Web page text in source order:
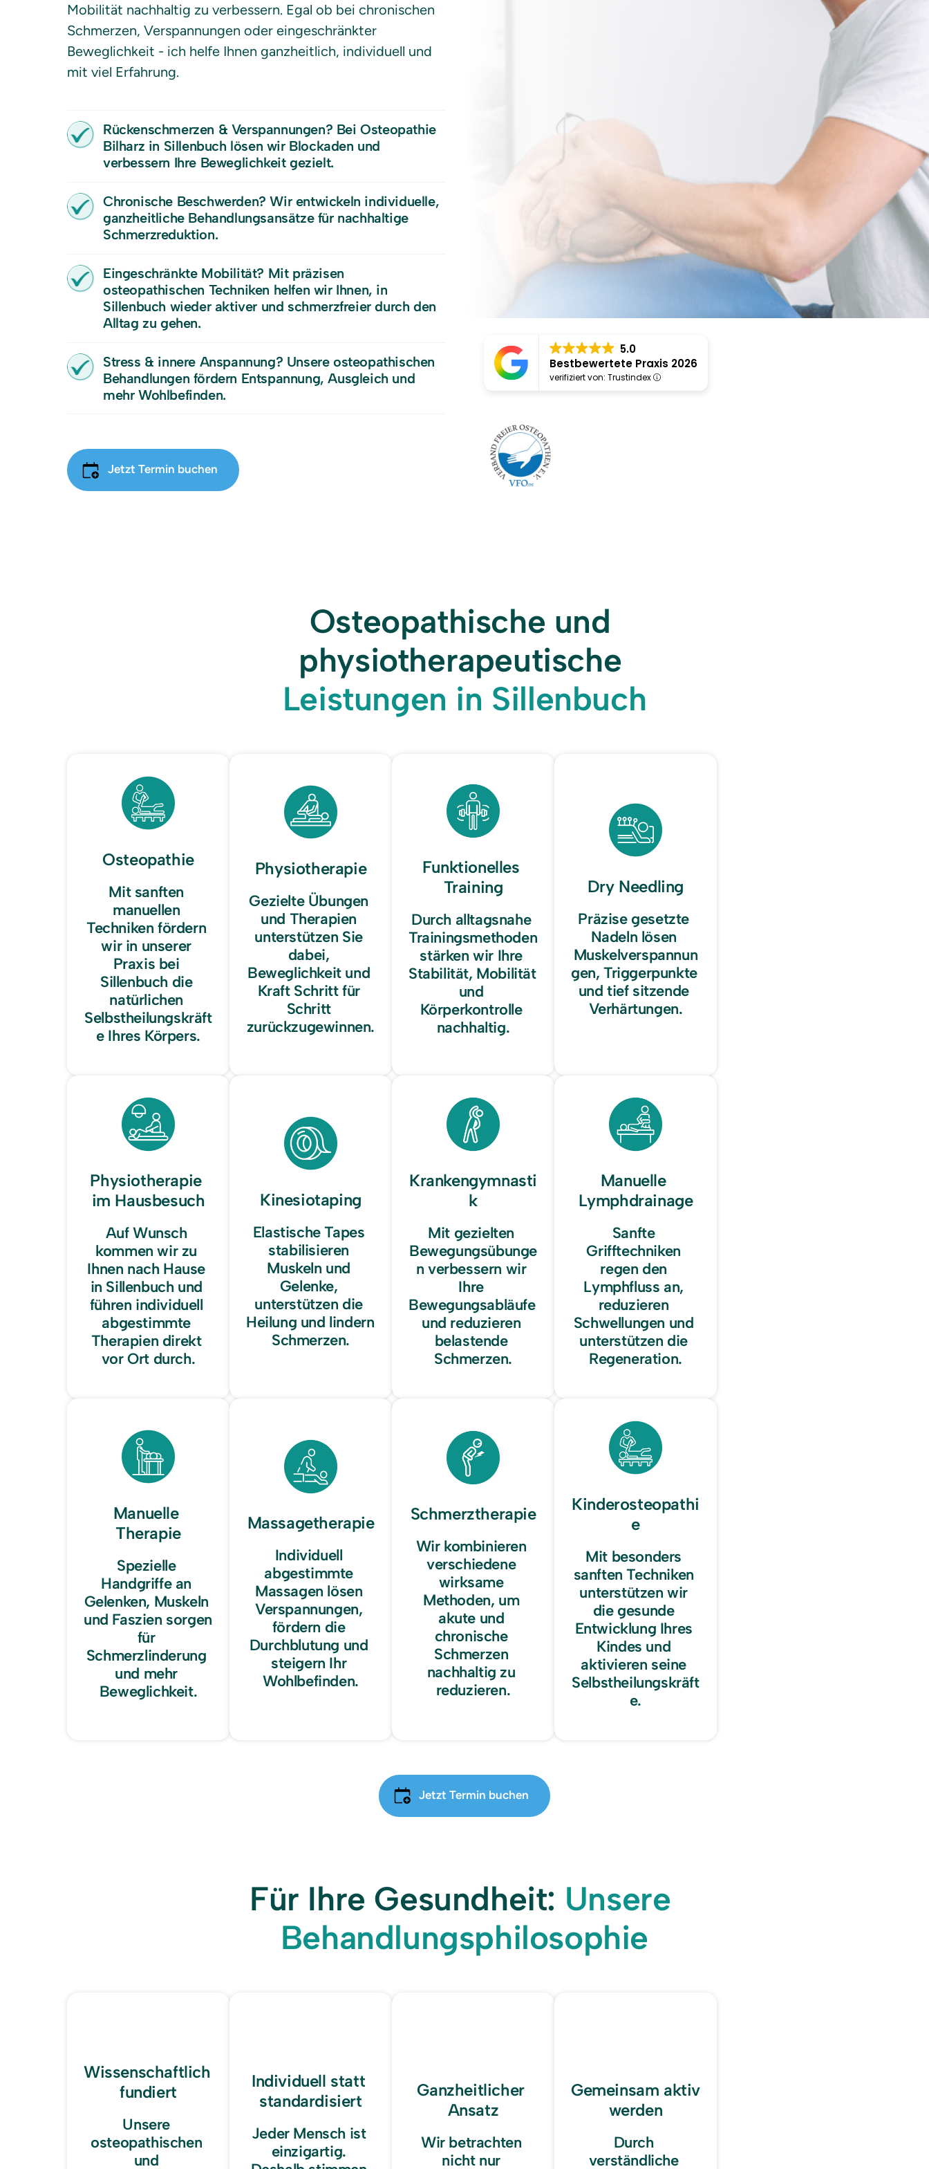
Mobilität nachhaltig zu verbessern. Egal ob bei chronischen
Schmerzen, Verspannungen oder eingeschränkter
Beweglichkeit - ich helfe Ihnen ganzheitlich, individuell und
mit viel Erfahrung.
Rückenschmerzen & Verspannungen? Bei Osteopathie
Bilharz in Sillenbuch lösen wir Blockaden und
verbessern Ihre Beweglichkeit gezielt.
Chronische Beschwerden? Wir entwickeln individuelle,
ganzheitliche Behandlungsansätze für nachhaltige
Schmerzreduktion.
Eingeschränkte Mobilität? Mit präzisen
osteopathischen Techniken helfen wir Ihnen, in
Sillenbuch wieder aktiver und schmerzfreier durch den
Alltag zu gehen.
Stress & innere Anspannung? Unsere osteopathischen
Behandlungen fördern Entspannung, Ausgleich und
mehr Wohlbefinden.
Jetzt Termin buchen
5.0
Bestbewertete Praxis 2026
verifiziert von: Trustindex
Osteopathische und
Leistungen in Sillenbuch
Osteopathie
Mit sanften
manuellen
Techniken fördern
wir in unserer
Praxis bei
Sillenbuch die
natürlichen
Selbstheilungskräft
e Ihres Körpers.
Physiotherapie
Gezielte Übungen
und Therapien
unterstützen Sie
dabei,
Beweglichkeit und
Kraft Schritt für
Schritt
zurückzugewinnen.
Funktionelles
Training
Durch alltagsnahe
Trainingsmethoden
stärken wir Ihre
Stabilität, Mobilität
und
Körperkontrolle
nachhaltig.
Dry Needling
Präzise gesetzte
Nadeln lösen
Muskelverspannun
gen, Triggerpunkte
und tief sitzende
Verhärtungen.
Physiotherapie
im Hausbesuch
Auf Wunsch
kommen wir zu
Ihnen nach Hause
in Sillenbuch und
führen individuell
abgestimmte
Therapien direkt
vor Ort durch.
Kinesiotaping
Elastische Tapes
stabilisieren
Muskeln und
Gelenke,
unterstützen die
Heilung und lindern
Schmerzen.
Krankengymnasti
k
Mit gezielten
Bewegungsübunge
n verbessern wir
Ihre
Bewegungsabläufe
und reduzieren
belastende
Schmerzen.
Manuelle
Lymphdrainage
Sanfte
Grifftechniken
regen den
Lymphfluss an,
reduzieren
Schwellungen und
unterstützen die
Regeneration.
Manuelle
Therapie
Spezielle
Handgriffe an
Gelenken, Muskeln
und Faszien sorgen
für
Schmerzlinderung
und mehr
Beweglichkeit.
Massagetherapie
Individuell
abgestimmte
Massagen lösen
Verspannungen,
fördern die
Durchblutung und
steigern Ihr
Wohlbefinden.
Schmerztherapie
Wir kombinieren
verschiedene
wirksame
Methoden, um
akute und
chronische
Schmerzen
nachhaltig zu
reduzieren.
Kinderosteopathi
e
Mit besonders
sanften Techniken
unterstützen wir
die gesunde
Entwicklung Ihres
Kindes und
aktivieren seine
Selbstheilungskräft
e.
Jetzt Termin buchen
Für Ihre Gesundheit:
Behandlungsphilosophie
Wissenschaftlich
fundiert
Unsere
osteopathischen
und
Individuell statt
standardisiert
Jeder Mensch ist
einzigartig.
Ganzheitlicher
Ansatz
Wir betrachten
nicht nur
Gemeinsam aktiv
werden
Durch
verständliche
Schmerzen lindern
Chiropraktik
Techniken werden bei Bedarf gezielt in
Schwellungen reduzieren
Manuelle Therapie
Spezielle Handgriffe lindern Schmerzen
und verbessern die Gelenkfunktion
Gezielte Massagen fördern das
Wohlbefinden & lösen Verspannungen